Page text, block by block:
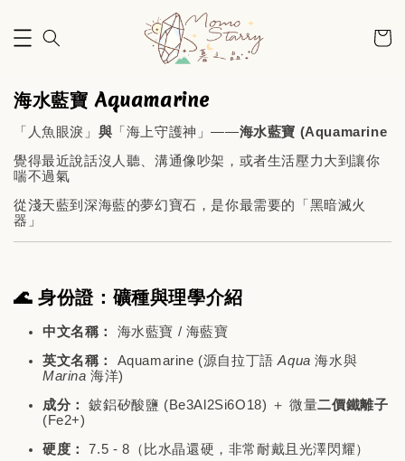
海水藍寶 Aquamarine
「人魚眼淚」 與 「海上守護神」——海水藍寶 (Aquamarine
覺得最近說話沒人聽、溝通像吵架，或者生活壓力大到讓你
喘不過氣
從淺天藍到深海藍的夢幻寶石，是你最需要的「黑暗滅火
器」
🌊 身份證：礦種與理學介紹
中文名稱：
海水藍寶 / 海藍寶
英文名稱：
Aquamarine (源自拉丁語Aqua 海水與
Marina 海洋)
成分：
鈹鋁矽酸鹽 (Be3Al2Si6O18) ＋ 微量二價鐵離子
(Fe2+)
硬度：
7.5 - 8（比水晶還硬，非常耐戴且光澤閃耀）